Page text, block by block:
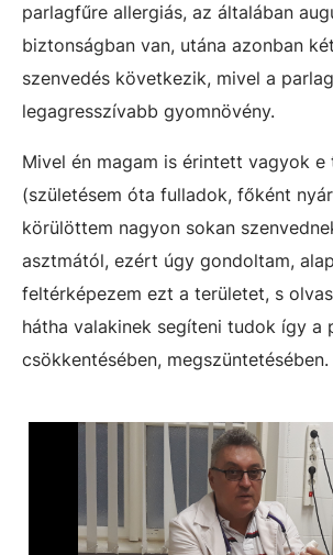
parlagfűre allergiás, az általában
biztonságban van, utána azonban
szenvedés következik, mivel a
legagresszívabb gyomnövény.
Mivel én magam is érintett vagyok e
(születésem óta fulladok, főként
körülöttem nagyon sokan
asztmától, ezért úgy gondoltam,
feltérképezem ezt a területet, s
hátha valakinek segíteni tudok így a
csökkentésében, megszüntetésében.